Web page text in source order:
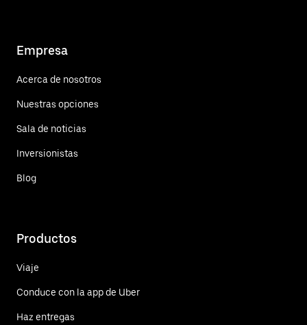
Empresa
Acerca de nosotros
Nuestras opciones
Sala de noticias
Inversionistas
Blog
Productos
Viaje
Conduce con la app de Uber
Haz entregas